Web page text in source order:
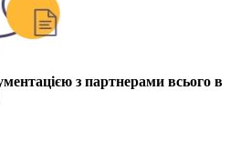
з партнерами всього в